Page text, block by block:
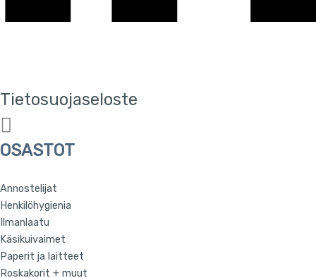
Tietosuojaseloste
OSASTOT
Annostelijat
Henkilöhygienia
Ilmanlaatu
Käsikuivaimet
Paperit ja laitteet
Roskakorit + muut